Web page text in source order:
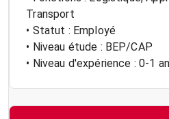
Transport
• Statut : Employé
• Niveau étude : BEP/CAP
• Niveau d'expérience : 0-1 an